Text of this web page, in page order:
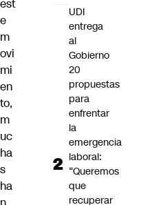
est
e
m
ovi
mi
en
to,
m
uc
ha
s
ha
UDI
entrega
al
Gobierno
20
propuestas
para
enfrentar
la
emergencia
laboral:
“Queremos
que
recuperar